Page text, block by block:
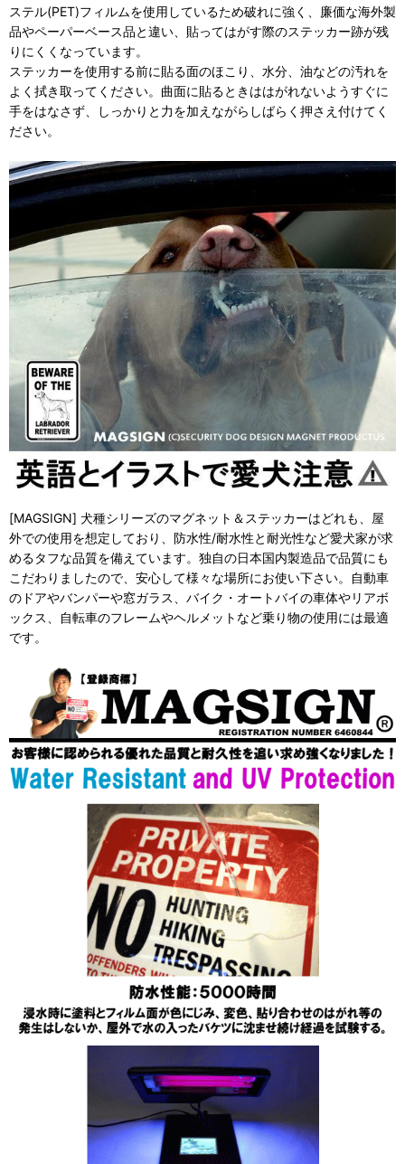
ステル(PET)フィルムを使用しているため破れに強く、廉価な海外製
品やペーパーベース品と違い、貼ってはがす際のステッカー跡が残
りにくくなっています。
ステッカーを使用する前に貼る面のほこり、水分、油などの汚れを
よく拭き取ってください。曲面に貼るときははがれないようすぐに
手をはなさず、しっかりと力を加えながらしばらく押さえ付けてく
ださい。
[MAGSIGN] 犬種シリーズのマグネット＆ステッカーはどれも、屋
外での使用を想定しており、防水性/耐水性と耐光性など愛犬家が求
めるタフな品質を備えています。独自の日本国内製造品で品質にも
こだわりましたので、安心して様々な場所にお使い下さい。自動車
のドアやバンパーや窓ガラス、バイク・オートバイの車体やリアボ
ックス、自転車のフレームやヘルメットなど乗り物の使用には最適
です。